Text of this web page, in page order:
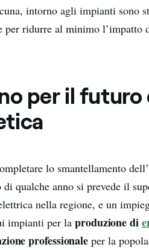
intorno agli impianti sono
per ridurre al minimo l’impatto
per il
lo smantellamento
qualche anno si prevede il
nella regione, e un
impianti per laproduzione di
professionale per la